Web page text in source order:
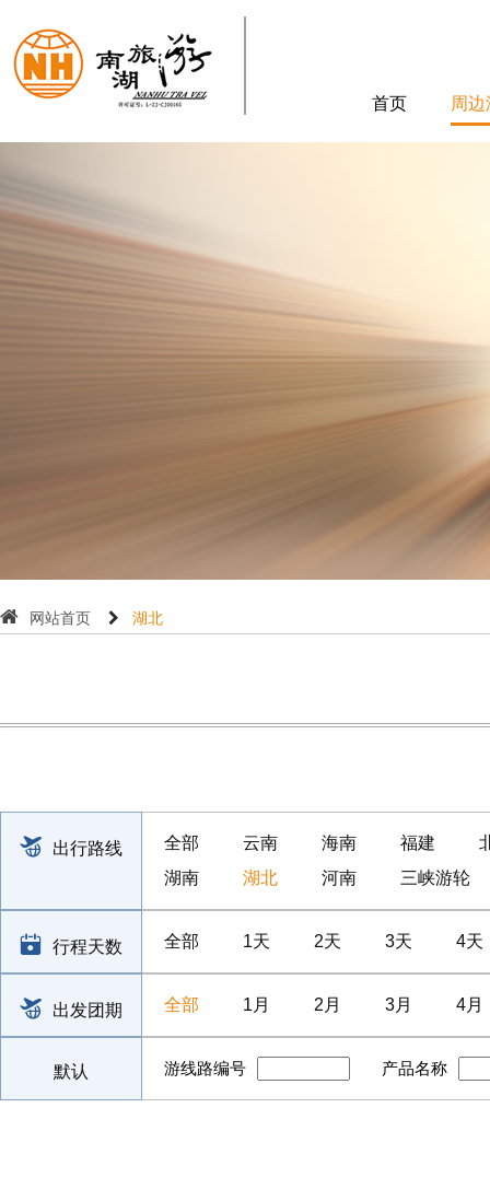
首页 周边
网站首页 湖北
出行路线 全部 云南 海南 福建
湖南
湖北 河南 三峡游轮
行程天数 全部 1天 2天 3天 4天
出发团期 全部 1月 2月 3月 4月
默认 游线路编号 产品名称